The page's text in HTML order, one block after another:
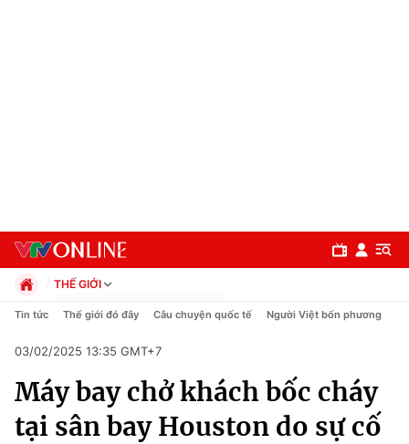
Chuyên mục
Chính trị
THẾ GIỚI
Chính trị
Pháp luật
Kinh tế
Thể thao
Truyền hình
Tin tức Thế giới đó đây Câu chuyện quốc tế Người Việt bốn phương
03/02/2025 13:35 GMT+7
Máy bay chở khách bốc cháy
tại sân bay Houston do sự cố